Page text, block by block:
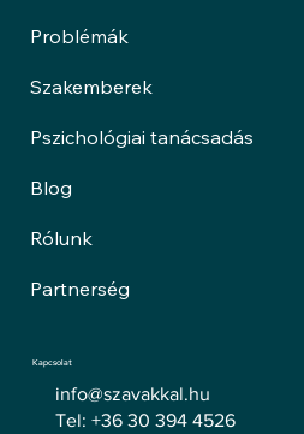
Problémák
Szakemberek
Pszichológiai tanácsadás
Blog
Rólunk
Partnerség
Kapcsolat
info@szavakkal.hu
Tel: +36 30 394 4526